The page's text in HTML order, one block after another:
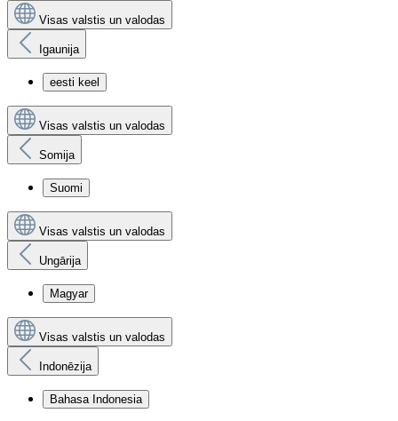
Visas valstis un valodas
Igaunija
eesti keel
Visas valstis un valodas
Somija
Suomi
Visas valstis un valodas
Ungārija
Magyar
Visas valstis un valodas
Indonēzija
Bahasa Indonesia